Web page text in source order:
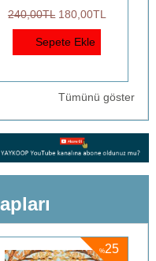
240,00TL 180,00TL
Sepete Ekle
Tümünü göster
%25